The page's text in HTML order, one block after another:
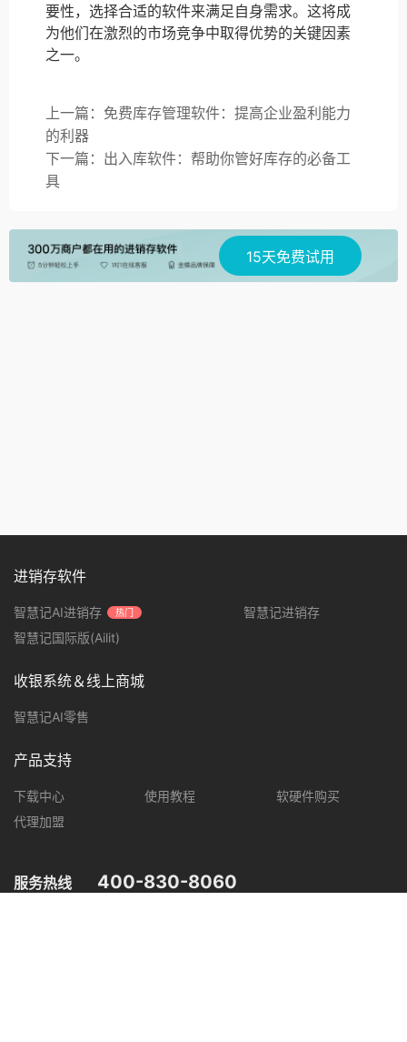
要性，选择合适的软件来满足自身需求。这将成
为他们在激烈的市场竞争中取得优势的关键因素
之一。
上一篇：免费库存管理软件：提高企业盈利能力
的利器
下一篇：出入库软件：帮助你管好库存的必备工
具
15天免费试用
服务热线 400-830-8060
进销存软件
智慧记AI进销存 热门
智慧记进销存
智慧记国际版(Ailit)
收银系统＆线上商城
智慧记AI零售
产品支持
下载中心 使用教程
软硬件购买
代理加盟